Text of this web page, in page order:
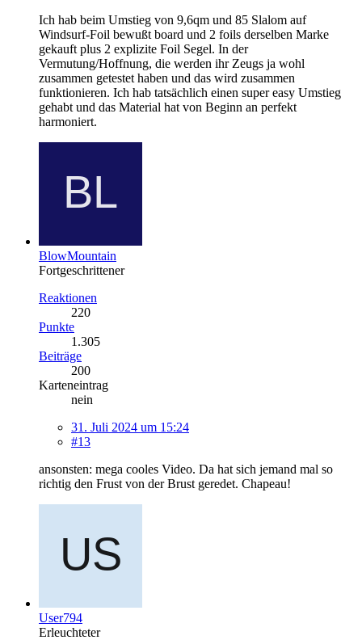
Ich hab beim Umstieg von 9,6qm und 85 Slalom auf
Windsurf-Foil bewußt board und 2 foils derselben Marke
gekauft plus 2 explizite Foil Segel. In der
Vermutung/Hoffnung, die werden ihr Zeugs ja wohl
zusammen getestet haben und das wird zusammen
funktionieren. Ich hab tatsächlich einen super easy Umstieg
gehabt und das Material hat von Beginn an perfekt
harmoniert.
BlowMountain
Fortgeschrittener
Reaktionen
220
Punkte
1.305
Beiträge
200
Karteneintrag
nein
31. Juli 2024 um 15:24
#13
ansonsten: mega cooles Video. Da hat sich jemand mal so
richtig den Frust von der Brust geredet. Chapeau!
User794
Erleuchteter